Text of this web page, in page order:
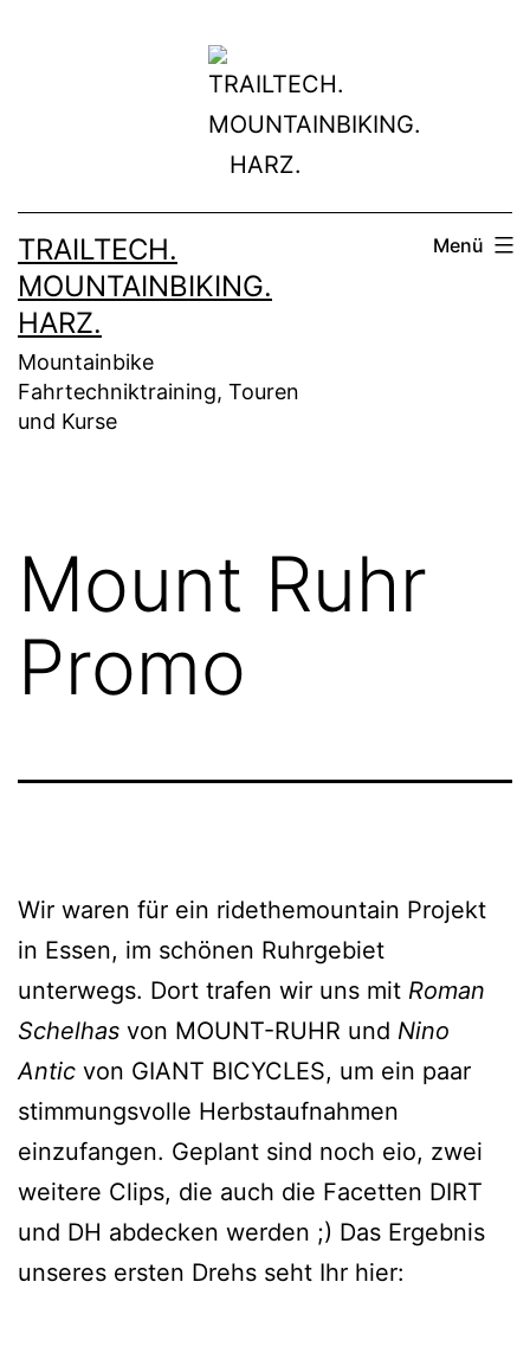
TRAILTECH.
MOUNTAINBIKING.
HARZ.
Mountainbike
Fahrtechniktraining, Touren
und Kurse
Menü
Mount Ruhr
Promo
Wir waren für ein ridethemountain Projekt
in Essen, im schönen Ruhrgebiet
unterwegs. Dort trafen wir uns mit Roman
Schelhas von MOUNT-RUHR und Nino
Antic von GIANT BICYCLES, um ein paar
stimmungsvolle Herbstaufnahmen
einzufangen. Geplant sind noch eio, zwei
weitere Clips, die auch die Facetten DIRT
und DH abdecken werden ;) Das Ergebnis
unseres ersten Drehs seht Ihr hier: